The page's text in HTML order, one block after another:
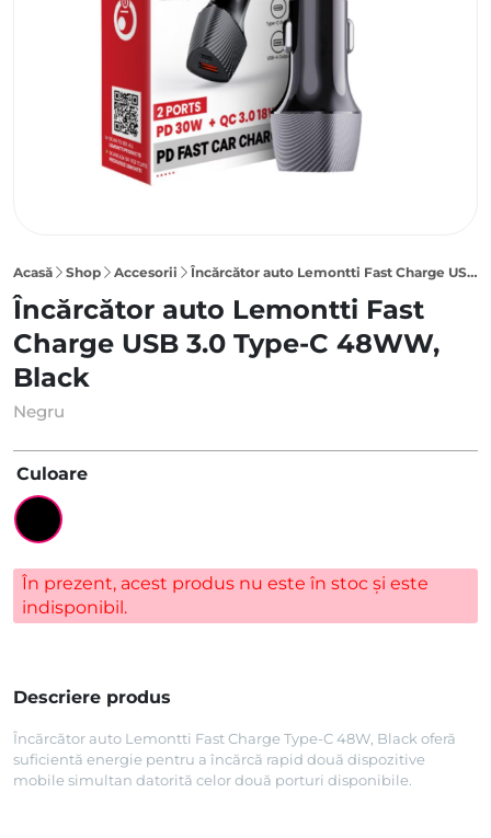
Acasă Shop Accesorii Încărcător auto Lemontti Fast Charge USB 3.0 Type-C 48WW, Black
Încărcător auto Lemontti Fast
Charge USB 3.0 Type-C 48WW,
Black
Negru
Culoare
În prezent, acest produs nu este în stoc și este
indisponibil.
Descriere produs
Încărcător auto Lemontti Fast Charge Type-C 48W, Black oferă
suficientă energie pentru a încărcă rapid două dispozitive
mobile simultan datorită celor două porturi disponibile.